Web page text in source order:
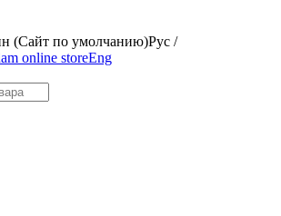
Рус /
Eng